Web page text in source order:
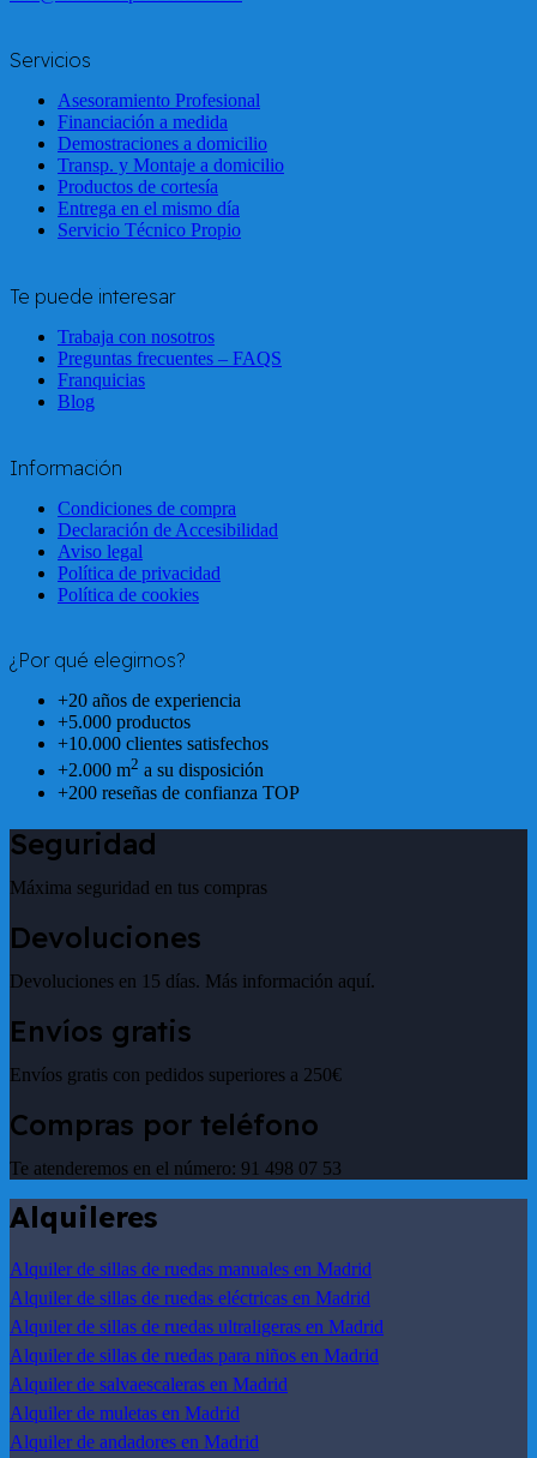
Servicios
Asesoramiento Profesional
Financiación a medida
Demostraciones a domicilio
Transp. y Montaje a domicilio
Productos de cortesía
Entrega en el mismo día
Servicio Técnico Propio
Te puede interesar
Trabaja con nosotros
Preguntas frecuentes – FAQS
Franquicias
Blog
Información
Condiciones de compra
Declaración de Accesibilidad
Aviso legal
Política de privacidad
Política de cookies
¿Por qué elegirnos?
+20 años de experiencia
+5.000 productos
+10.000 clientes satisfechos
+2.000 m2 a su disposición
+200 reseñas de confianza TOP
Seguridad
Máxima seguridad en tus compras
Devoluciones
Devoluciones en 15 días. Más información aquí.
Envíos gratis
Envíos gratis con pedidos superiores a 250€
Compras por teléfono
Te atenderemos en el número: 91 498 07 53
Alquileres
Alquiler de sillas de ruedas manuales en Madrid
Alquiler de sillas de ruedas eléctricas en Madrid
Alquiler de sillas de ruedas ultraligeras en Madrid
Alquiler de sillas de ruedas para niños en Madrid
Alquiler de salvaescaleras en Madrid
Alquiler de muletas en Madrid
Alquiler de andadores en Madrid